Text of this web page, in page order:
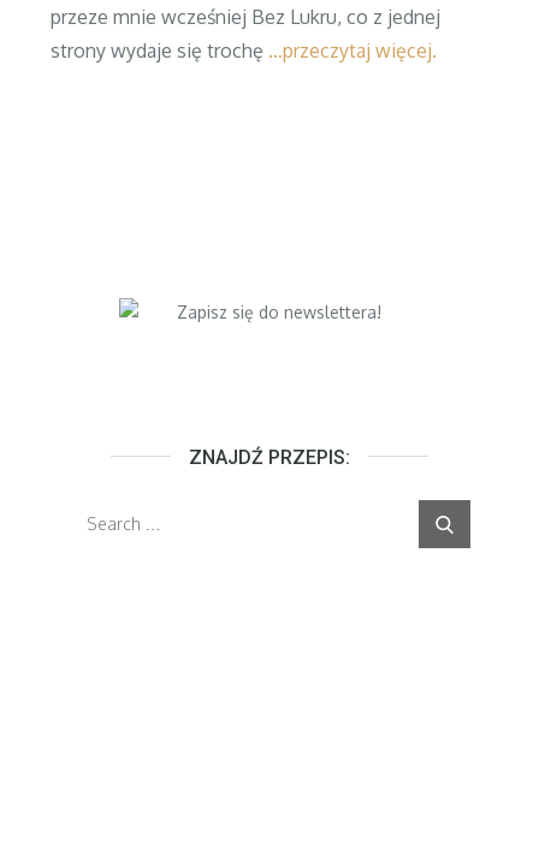
przeze mnie wcześniej Bez Lukru, co z jednej
strony wydaje się trochę …przeczytaj więcej.
ZNAJDŹ PRZEPIS:
Search